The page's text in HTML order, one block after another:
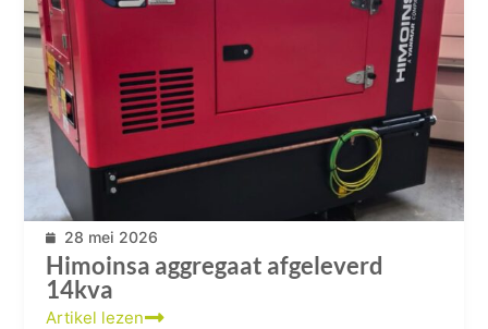
28 mei 2026
Himoinsa aggregaat afgeleverd
14kva
Artikel lezen